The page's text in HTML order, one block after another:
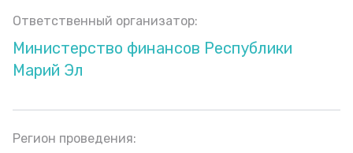
Ответственный организатор:
Министерство финансов Республики
Марий Эл
Регион проведения: